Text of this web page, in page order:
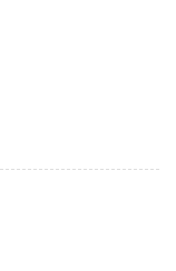
en tiempo